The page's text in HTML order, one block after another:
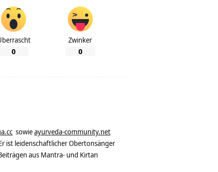
0
Zwinker
0
sowieayurveda-community.net
ist leidenschaftlicher Obertonsänger
aus Mantra- und Kirtan